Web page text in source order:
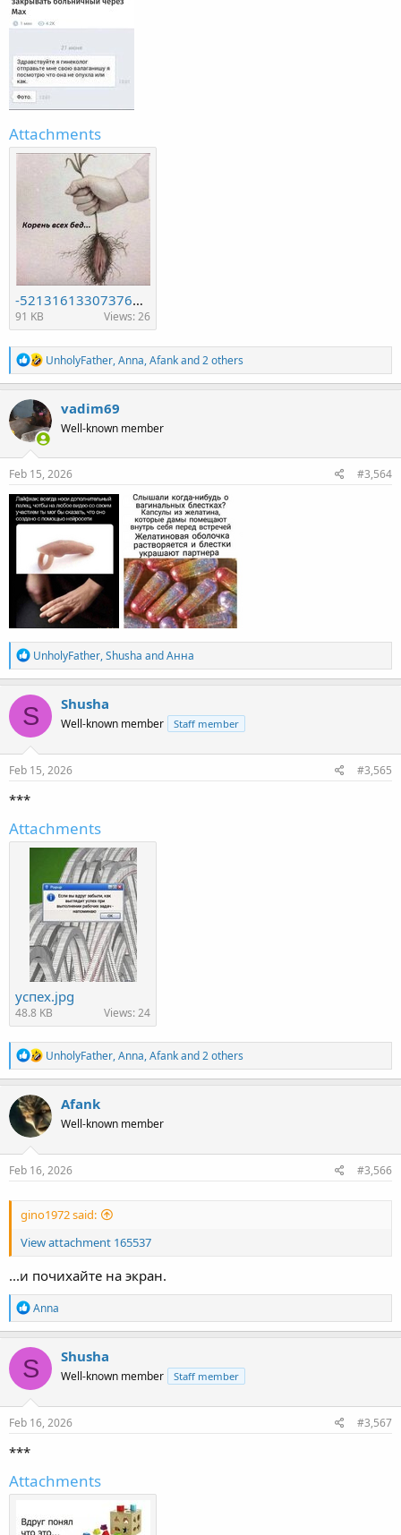
Attachments
-5213161330737615317_121.jpg
91 KB Views: 26
R
e
a
c
t
i
o
n
s
UnholyFather,Anna,Afankand 2 others
vadim69
Well-known member
Feb 15, 2026 #3,564
R
e
a
c
t
i
o
n
s
UnholyFather,Shusha andАнна
S Shusha
Well-known member Staff member
Feb 15, 2026 #3,565
***
Attachments
успех.jpg
48.8 KB Views: 24
R
e
a
t
i
n
s
UnholyFather,Anna,Afankand 2 others
Afank
Well-known member
Feb 16, 2026 #3,566
gino1972 said:
View attachment 165537
...и почихайте на экран.
R
e
a
c
t
i
o
n
s
Anna
S Shusha
Well-known member Staff member
Feb 16, 2026 #3,567
***
Attachments